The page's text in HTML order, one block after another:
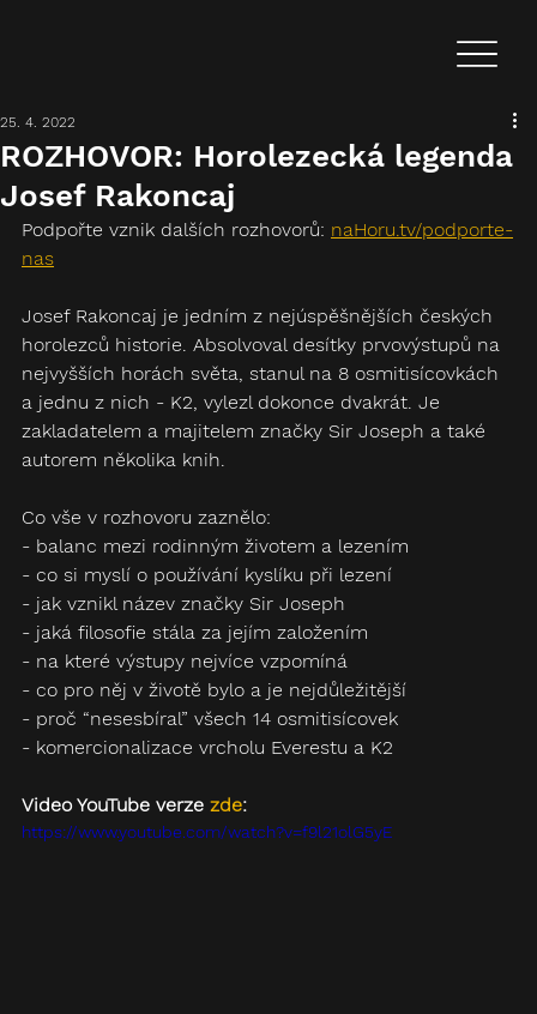
ROZHOVOR: Horolezecká legenda
Josef Rakoncaj
25. 4. 2022
Podpořte vznik dalších rozhovorů: naHoru.tv/podporte-
nas
Josef Rakoncaj je jedním z nejúspěšnějších českých
horolezců historie. Absolvoval desítky prvovýstupů na
nejvyšších horách světa, stanul na 8 osmitisícovkách
a jednu z nich - K2, vylezl dokonce dvakrát. Je
zakladatelem a majitelem značky Sir Joseph a také
autorem několika knih.
Co vše v rozhovoru zaznělo:
- balanc mezi rodinným životem a lezením
- co si myslí o používání kyslíku při lezení
- jak vznikl název značky Sir Joseph
- jaká filosofie stála za jejím založením
- na které výstupy nejvíce vzpomíná
- co pro něj v životě bylo a je nejdůležitější
- proč “nesesbíral” všech 14 osmitisícovek
- komercionalizace vrcholu Everestu a K2
Video YouTube verze zde:
https://www.youtube.com/watch?v=f9l21olG5yE